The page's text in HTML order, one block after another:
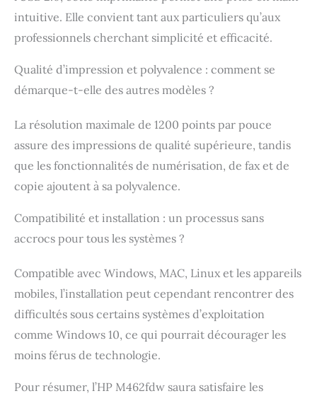
intuitive. Elle convient tant aux particuliers qu’aux
professionnels cherchant simplicité et efficacité.
Qualité d’impression et polyvalence : comment se
démarque-t-elle des autres modèles ?
La résolution maximale de 1200 points par pouce
assure des impressions de qualité supérieure, tandis
que les fonctionnalités de numérisation, de fax et de
copie ajoutent à sa polyvalence.
Compatibilité et installation : un processus sans
accrocs pour tous les systèmes ?
Compatible avec Windows, MAC, Linux et les appareils
mobiles, l’installation peut cependant rencontrer des
difficultés sous certains systèmes d’exploitation
comme Windows 10, ce qui pourrait décourager les
moins férus de technologie.
Pour résumer, l’HP M462fdw saura satisfaire les